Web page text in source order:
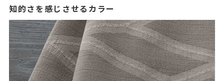
知的さを感じさせるカラー